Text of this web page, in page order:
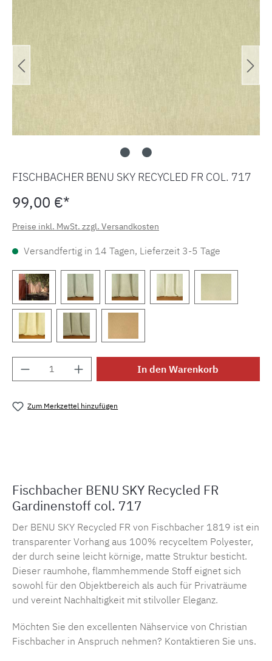
FISCHBACHER BENU SKY RECYCLED FR COL. 717
99,00 €*
Preise inkl. MwSt. zzgl. Versandkosten
Versandfertig in 14 Tagen, Lieferzeit 3-5 Tage
Produkt Anzahl: Gib den gewünschten
In den Warenkorb
Zum Merkzettel hinzufügen
Fischbacher BENU SKY Recycled FR
Gardinenstoff col. 717
Der BENU SKY Recycled FR von Fischbacher 1819 ist ein
transparenter Vorhang aus 100% recyceltem Polyester,
der durch seine leicht körnige, matte Struktur besticht.
Dieser raumhohe, flammhemmende Stoff eignet sich
sowohl für den Objektbereich als auch für Privaträume
und vereint Nachhaltigkeit mit stilvoller Eleganz.
Möchten Sie den excellenten Nähservice von Christian
Fischbacher in Anspruch nehmen? Kontaktieren Sie uns.